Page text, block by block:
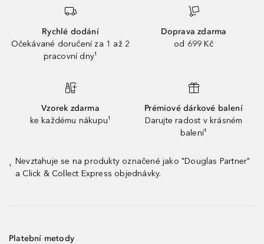
Rychlé dodání
Očekávané doručení za 1 až 2
pracovní dny¹
Doprava zdarma
od 699 Kč
Vzorek zdarma
ke každému nákupu¹
Prémiové dárkové balení
Darujte radost v krásném
balení¹
¹
Nevztahuje se na produkty označené jako "Douglas Partner"
a Click & Collect Express objednávky.
Platební metody